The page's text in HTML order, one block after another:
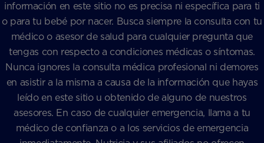
información en este sitio no es precisa ni específica para ti
o para tu bebé por nacer. Busca siempre la consulta con tu
médico o asesor de salud para cualquier pregunta que
tengas con respecto a condiciones médicas o síntomas.
Nunca ignores la consulta médica profesional ni demores
en asistir a la misma a causa de la información que hayas
leído en este sitio u obtenido de alguno de nuestros
asesores. En caso de cualquier emergencia, llama a tu
médico de confianza o a los servicios de emergencia